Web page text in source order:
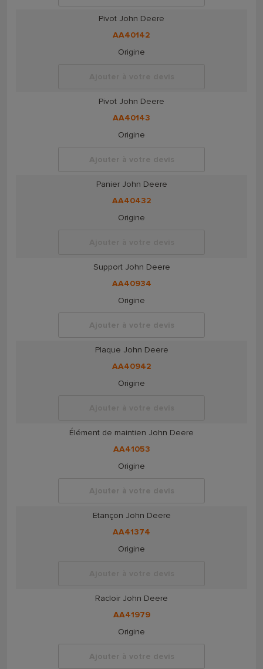
Pivot John Deere
AA40142
Origine
Pivot John Deere
AA40143
Origine
Ajouter à votre devis
Panier John Deere
AA40432
Origine
Support John Deere
AA40934
Origine
Ajouter à votre devis
Plaque John Deere
AA40942
Origine
Élément de maintien John Deere
AA41053
Origine
Ajouter à votre devis
Etançon John Deere
AA41374
Origine
Racloir John Deere
AA41979
Origine
Ajouter à votre devis